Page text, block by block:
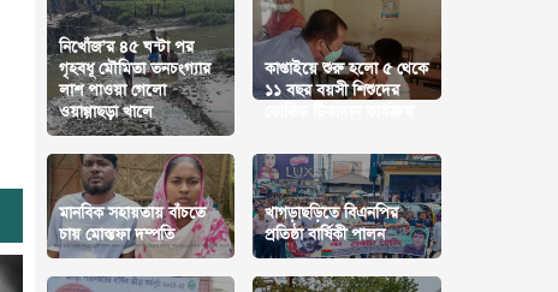
নিখোঁজ’র ৪৫ ঘন্টা পর
গৃহবধূ মৌমিতা তনচংগ্যার
লাশ পাওয়া গেলো
ওয়াগ্গাছড়া খালে
কাপ্তাইয়ে শুরু হলো ৫ থেকে
১১ বছর বয়সী শিশুদের
মানবিক সহায়তায় বাঁচতে
চায় মোস্তফা দম্পতি
খাগড়াছড়িতে বিএনপির
প্রতিষ্ঠা বার্ষিকী পালন